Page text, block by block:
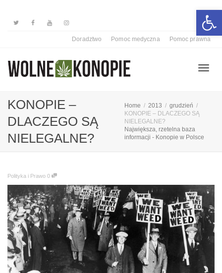
Doradztwo Pomoc medyczna Pomoc prawna
KONOPIE –
DLACZEGO SĄ
NIELEGALNE?
Home 2013
grudzień
KONOPIE – DLACZEGO SĄ
NIELEGALNE?
Największa, rzetelna baza
informacji - Konopie w Polsce
Polityka i Prawo 0